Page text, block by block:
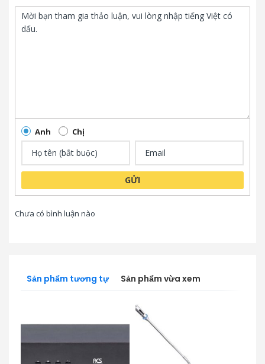
Anh Chị
GỬI
Chưa có bình luận nào
Sản phẩm tương tự Sản phẩm vừa xem